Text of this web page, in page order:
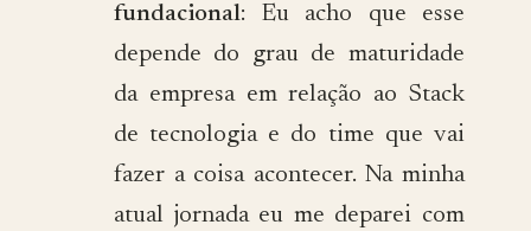
fundacional: Eu acho que esse
depende do grau de maturidade
da empresa em relação ao Stack
de tecnologia e do time que vai
fazer a coisa acontecer. Na minha
atual jornada eu me deparei com